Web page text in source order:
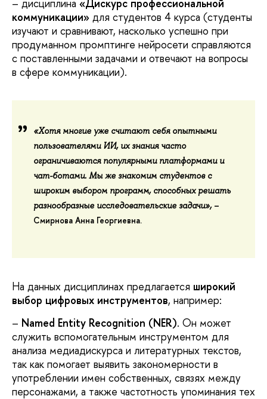
– дисциплина «Дискурс профессиональной
коммуникации» для студентов 4 курса (студенты
изучают и сравнивают, насколько успешно при
продуманном промптинге нейросети справляются
с поставленными задачами и отвечают на вопросы
в сфере коммуникации).
«Хотя многие уже считают себя опытными
пользователями ИИ, их знания часто
ограничиваются популярными платформами и
чат-ботами. Мы же знакомим студентов с
широким выбором программ, способных решать
разнообразные исследовательские задачи», –
Смирнова Анна Георгиевна.
На данных дисциплинах предлагается широкий
выбор цифровых инструментов, например:
– Named Entity Recognition (NER). Он может
служить вспомогательным инструментом для
анализа медиадискурса и литературных текстов,
так как помогает выявить закономерности в
употреблении имен собственных, связях между
персонажами, а также частотность упоминания тех